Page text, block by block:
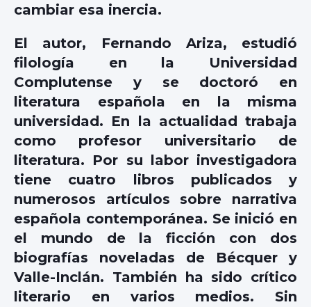
cambiar esa inercia.
El autor, Fernando Ariza, estudió
filología en la Universidad
Complutense y se doctoró en
literatura española en la misma
universidad. En la actualidad trabaja
como profesor universitario de
literatura. Por su labor investigadora
tiene cuatro libros publicados y
numerosos artículos sobre narrativa
española contemporánea. Se inició en
el mundo de la ficción con dos
biografías noveladas de Bécquer y
Valle-Inclán. También ha sido crítico
literario en varios medios. Sin